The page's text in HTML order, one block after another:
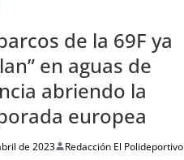
de la 69F ya
en aguas de
abriendo la
europea
de 2023 Redacción El Polideportivo